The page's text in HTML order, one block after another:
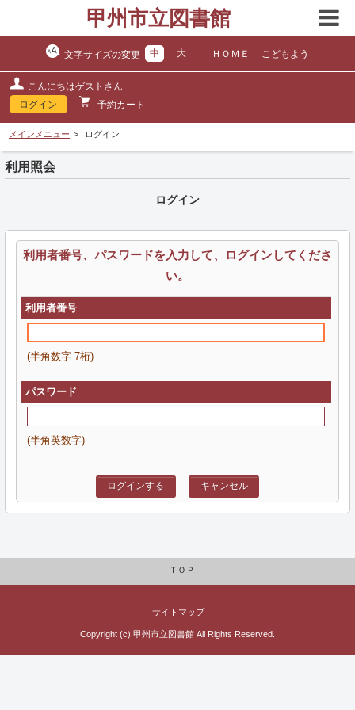
甲州市立図書館
文字サイズの変更 中 大 ＨＯＭＥ こどもよう
こんにちはゲストさん
ログイン
予約カート
メインメニュー ログイン
利用照会
ログイン
利用者番号、パスワードを入力して、ログインしてくださ
い。
利用者番号
(半角数字 7桁)
パスワード
(半角英数字)
ログインする キャンセル
ＴＯＰ
サイトマップ
Copyright (c) 甲州市立図書館 All Rights Reserved.